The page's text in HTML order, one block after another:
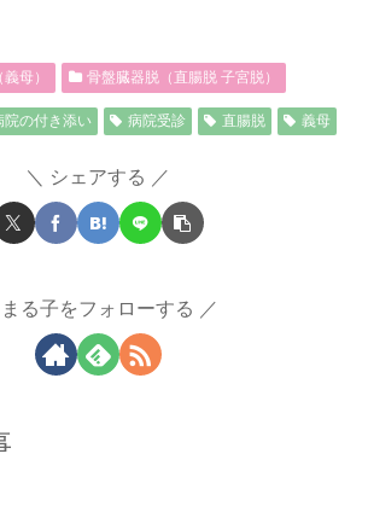
母） 骨盤臓器脱（直腸脱 子宮脱）
院の付き添い 病院受診 直腸脱 義母
シェアする
まる子をフォローする